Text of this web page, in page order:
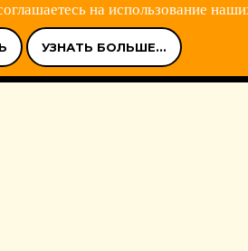
ПОЛИТИКА
на использование
УЗНАТЬ БОЛЬШЕ...